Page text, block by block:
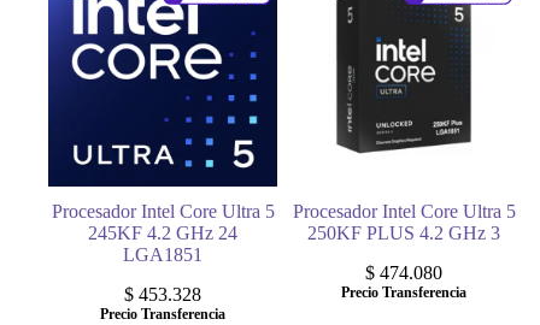
Procesador Intel Core Ultra 5
245KF 4.2 GHz 24
LGA1851
$ 453.328
Precio Transferencia
Procesador Intel Core Ultra 5
250KF PLUS 4.2 GHz 3
$ 474.080
Precio Transferencia